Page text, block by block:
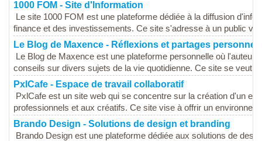
1000 FOM - Site d'Information
Le site 1000 FOM est une plateforme dédiée à la diffusion
finance et des investissements. Ce site s'adresse à un public
Le Blog de Maxence - Réflexions et partages
Le Blog de Maxence est une plateforme personnelle où
conseils sur divers sujets de la vie quotidienne. Ce site se veut
PxlCafe - Espace de travail collaboratif
PxlCafe est un site web qui se concentre sur la création d'un
professionnels et aux créatifs. Ce site vise à offrir un
Brando Design - Solutions de design et branding
Brando Design est une plateforme dédiée aux solutions de